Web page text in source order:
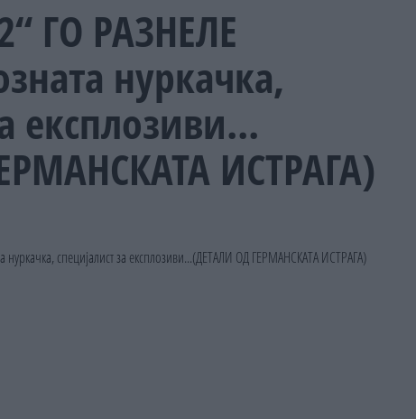
ГО РАЗНЕЛЕ
нуркачка,
експлозиви...
ИСТРАГА)